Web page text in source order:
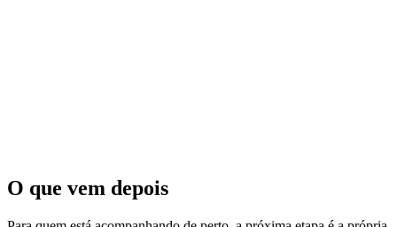
O que vem depois